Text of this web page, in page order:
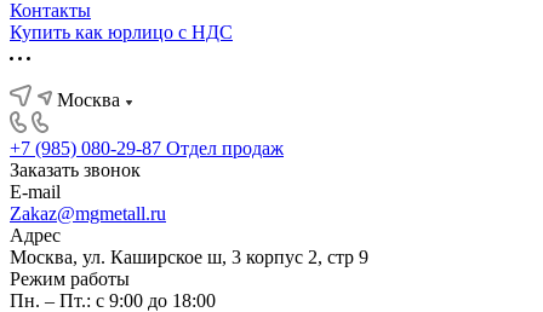
Контакты
Купить как юрлицо с НДС
Москва
+7 (985) 080-29-87 Отдел продаж
Заказать звонок
E-mail
Zakaz@mgmetall.ru
Адрес
Москва, ул. Каширское ш, 3 корпус 2, стр 9
Режим работы
Пн. – Пт.: с 9:00 до 18:00